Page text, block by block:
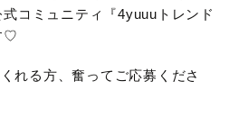
コミュニティ『4yuuuトレンド
♡
れる方、奮ってご応募くださ